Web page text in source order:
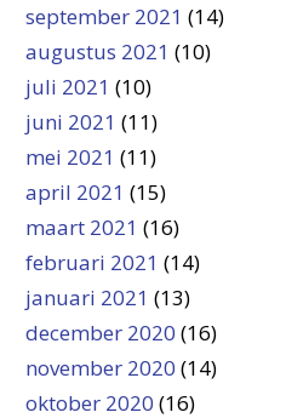
september 2021 (14)
augustus 2021 (10)
juli 2021 (10)
juni 2021 (11)
mei 2021 (11)
april 2021 (15)
maart 2021 (16)
februari 2021 (14)
januari 2021 (13)
december 2020 (16)
november 2020 (14)
oktober 2020 (16)